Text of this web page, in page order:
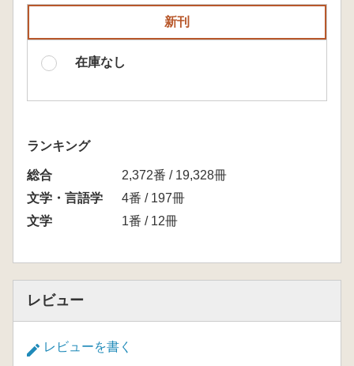
新刊
在庫なし
ランキング
総合
2,372番 / 19,328冊
文学・言語学
4番 / 197冊
文学
1番 / 12冊
レビュー
レビューを書く